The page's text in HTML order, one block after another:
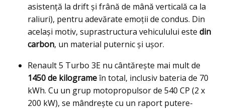
asistență la drift și frână de mână verticală ca la
raliuri), pentru adevărate emoții de condus. Din
același motiv, suprastructura vehiculului este din
carbon, un material puternic și ușor.
Renault 5 Turbo 3E nu cântărește mai mult de
1450 de kilogrameîn total, inclusiv bateria de 70
kWh. Cu un grup motopropulsor de 540 CP (2 x
200 kW), se mândrește cu un raport putere-